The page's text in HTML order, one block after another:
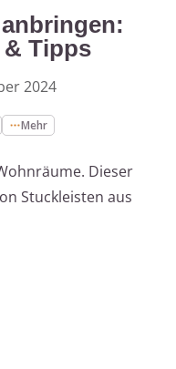
Tipps
2024
Mehr
Dieser
Stuckleisten aus